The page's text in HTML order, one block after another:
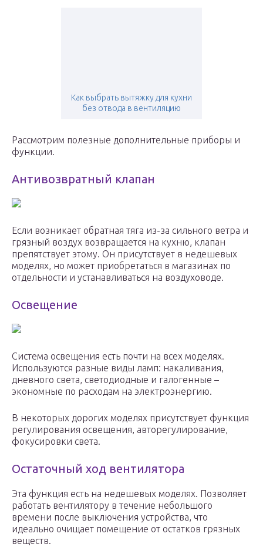
Как выбрать вытяжку для кухни
без отвода в вентиляцию
Рассмотрим полезные дополнительные приборы и
функции.
Антивозвратный клапан
Если возникает обратная тяга из-за сильного ветра и
грязный воздух возвращается на кухню, клапан
препятствует этому. Он присутствует в недешевых
моделях, но может приобретаться в магазинах по
отдельности и устанавливаться на воздуховоде.
Освещение
Система освещения есть почти на всех моделях.
Используются разные виды ламп: накаливания,
дневного света, светодиодные и галогенные –
экономные по расходам на электроэнергию.
В некоторых дорогих моделях присутствует функция
регулирования освещения, авторегулирование,
фокусировки света.
Остаточный ход вентилятора
Эта функция есть на недешевых моделях. Позволяет
работать вентилятору в течение небольшого
времени после выключения устройства, что
идеально очищает помещение от остатков грязных
веществ.